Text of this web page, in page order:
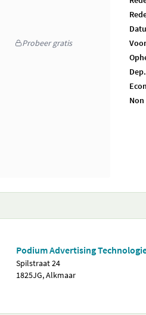
Probeer gratis
Podium Advertising
Spilstraat 24
1825JG, Alkmaar